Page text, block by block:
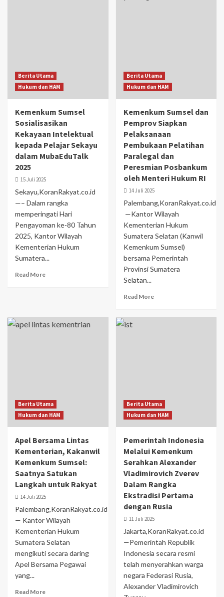
Berita Utama
Hukum dan HAM
Kemenkum Sumsel
Sosialisasikan
Kekayaan Intelektual
kepada Pelajar Sekayu
dalam MubaEduTalk
2025
15 Juli 2025
Sekayu,KoranRakyat.co.id
—– Dalam rangka
memperingati Hari
Pengayoman ke-80 Tahun
2025, Kantor Wilayah
Kementerian Hukum
Sumatera...
Read More
Berita Utama
Hukum dan HAM
Kemenkum Sumsel dan
Pemprov Siapkan
Pelaksanaan
Pembukaan Pelatihan
Paralegal dan
Peresmian Posbankum
oleh Menteri Hukum RI
14 Juli 2025
Palembang,KoranRakyat.co.id
—Kantor Wilayah
Kementerian Hukum
Sumatera Selatan (Kanwil
Kemenkum Sumsel)
bersama Pemerintah
Provinsi Sumatera
Selatan...
Read More
Berita Utama
Hukum dan HAM
Apel Bersama Lintas
Kementerian, Kakanwil
Kemenkum Sumsel:
Saatnya Satukan
Langkah untuk Rakyat
14 Juli 2025
Palembang,KoranRakyat.co.id
— Kantor Wilayah
Kementerian Hukum
Sumatera Selatan
mengikuti secara daring
Apel Bersama Pegawai
yang...
Read More
Berita Utama
Hukum dan HAM
Pemerintah Indonesia
Melalui Kemenkum
Serahkan Alexander
Vladimirovich Zverev
Dalam Rangka
Ekstradisi Pertama
dengan Rusia
11 Juli 2025
Jakarta,KoranRakyat.co.id
—Pemerintah Republik
Indonesia secara resmi
telah menyerahkan warga
negara Federasi Rusia,
Alexander Vladimirovich